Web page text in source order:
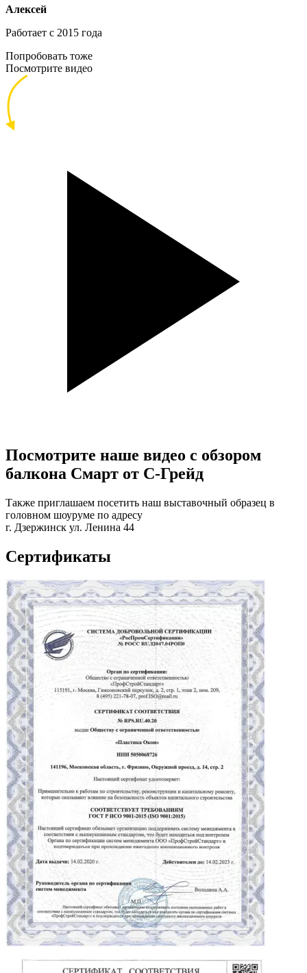
Алексей
Работает с 2015 года
Попробовать тоже
Посмотрите видео
Посмотрите наше видео с обзором
балкона Смарт от С-Грейд
Также приглашаем посетить наш выставочный образец в
головном шоуруме по адресу
г. Дзержинск ул. Ленина 44
Сертификаты